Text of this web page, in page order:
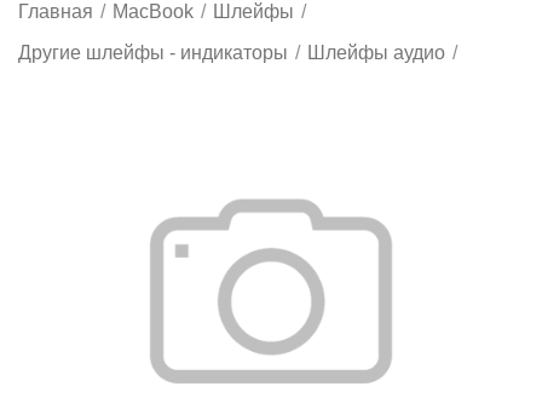
Главная / MacBook / Шлейфы /
Другие шлейфы - индикаторы / Шлейфы аудио /